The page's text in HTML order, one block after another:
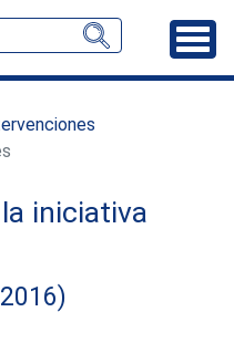
iniciativa